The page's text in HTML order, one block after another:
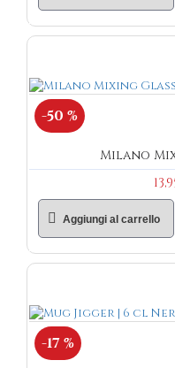
-50 %
Milano
Aggiungi al carrello
-17 %